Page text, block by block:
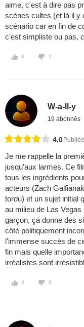
aime, c'est à dire pas
scènes cultes (et là il y
scénario car en fin de
c'est simpliste ou pas,
3 1
W-a-ll-y
19 abonnés
4,0
Je me rappelle la
jusqu'aux larmes. Ce
tous les ingrédients
acteurs (Zach
tordu) et un sujet initial
au milieu de Las
garçon, ça donne des
côté politiquement
l'immense succès de
fin mais quelle
irréalistes sont
4 0